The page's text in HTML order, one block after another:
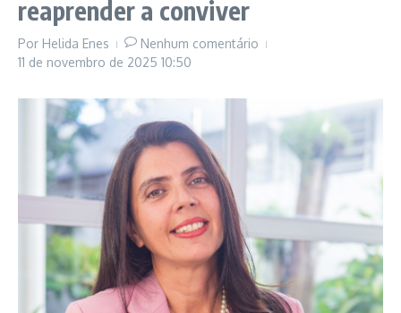
reaprender a conviver
Por Helida Enes
Nenhum comentário
11 de novembro de 2025 10:50